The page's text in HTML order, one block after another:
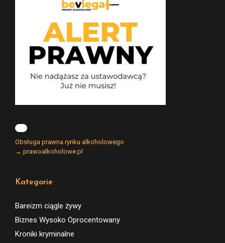
Obsługa prawna rynku alkoholowego
→ prawoalkoholowe.pl
Kategorie
Bareizm ciągle żywy
Biznes Wysoko Oprocentowany
Kroniki kryminalne